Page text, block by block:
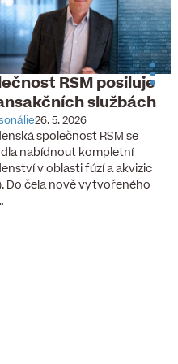
RSM posiluje
službách
26. 5. 2026
společnost RSM se
nabídnout kompletní
v oblasti fúzí a akvizic
Do čela nově vytvořeného